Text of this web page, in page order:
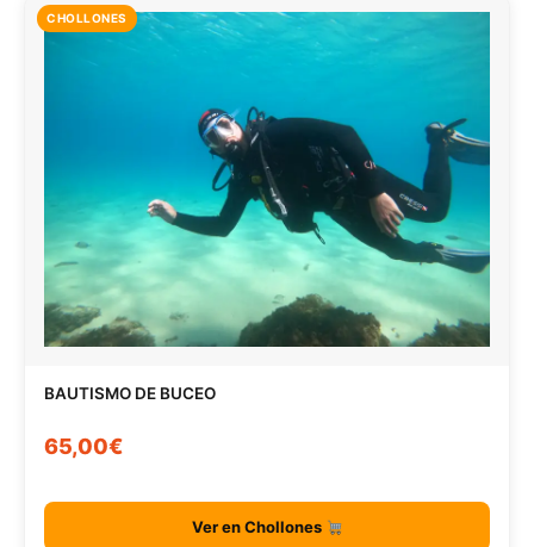
CHOLLONES
BAUTISMO DE BUCEO
65,00€
Ver en Chollones